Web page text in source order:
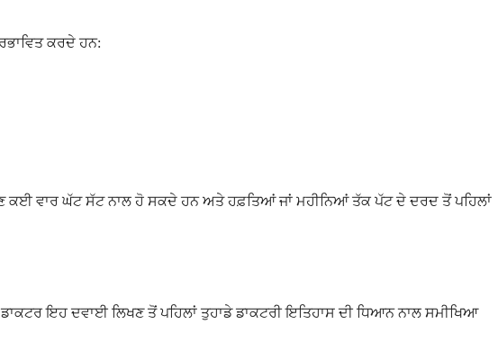
ਕਰਦੇ ਹਨ:
ਵਾਰ ਘੱਟ ਸੱਟ ਨਾਲ ਹੋ ਸਕਦੇ ਹਨ ਅਤੇ ਹਫ਼ਤਿਆਂ ਜਾਂ ਮਹੀਨਿਆਂ ਤੱਕ ਪੱਟ ਦੇ ਦਰਦ ਤੋਂ ਪਹਿਲਾਂ
ਇਹ ਦਵਾਈ ਲਿਖਣ ਤੋਂ ਪਹਿਲਾਂ ਤੁਹਾਡੇ ਡਾਕਟਰੀ ਇਤਿਹਾਸ ਦੀ ਧਿਆਨ ਨਾਲ ਸਮੀਖਿਆ